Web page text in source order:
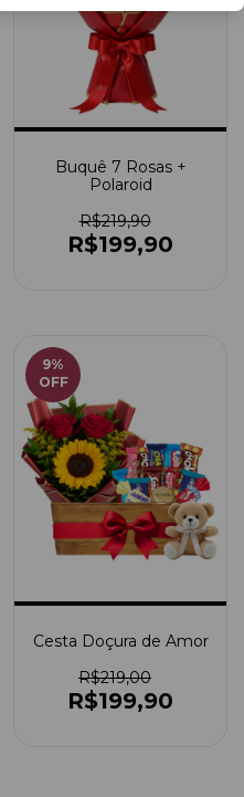
Buquê 7 Rosas +
Polaroid
R$219,90
R$199,90
9%
OFF
Cesta Doçura de Amor
R$219,00
R$199,90